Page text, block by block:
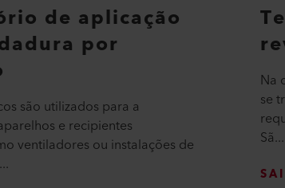
de aplicação
por
são utilizados para a
e recipientes
ventiladores ou instalações de
Na
se
Sã...